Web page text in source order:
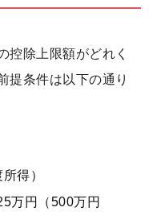
控除上限額がどれく
提条件は以下の通り
得）
万円（500万円